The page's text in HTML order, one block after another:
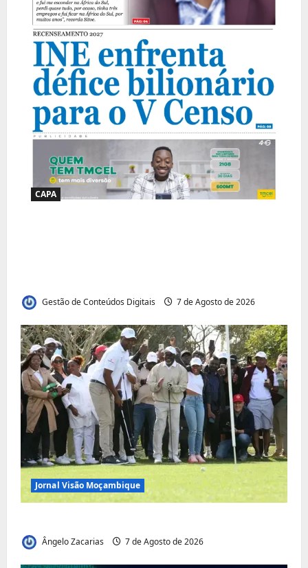
CAPA
Gestão de Conteúdos Digitais 7 de Agosto de 2026
Jornal Visão Moçambique
Ângelo Zacarias 7 de Agosto de 2026